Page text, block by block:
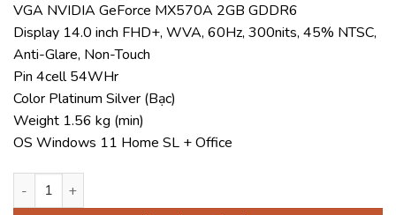
VGA NVIDIA GeForce MX570A 2GB GDDR6
Display 14.0 inch FHD+, WVA, 60Hz, 300nits, 45% NTSC,
Anti-Glare, Non-Touch
Pin 4cell 54WHr
Color Platinum Silver (Bạc)
Weight 1.56 kg (min)
OS Windows 11 Home SL + Office
Laptop Dell 14 DC14250 F0FTK7 số lượng